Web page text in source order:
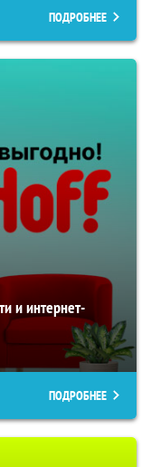
ПОДРОБНЕЕ
и интернет-
ПОДРОБНЕЕ